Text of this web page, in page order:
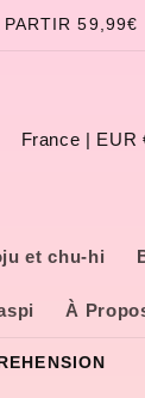
59,99€
et chu-hi
À
P
s
é